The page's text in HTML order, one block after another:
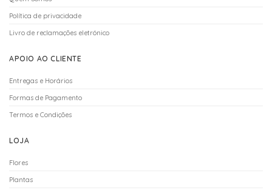
Política de privacidade
Livro de reclamações eletrónico
APOIO AO CLIENTE
Entregas e Horários
Formas de Pagamento
Termos e Condições
LOJA
Flores
Plantas